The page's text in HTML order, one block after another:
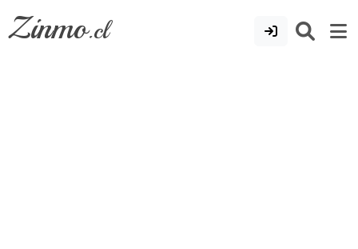
Zinmo.cl